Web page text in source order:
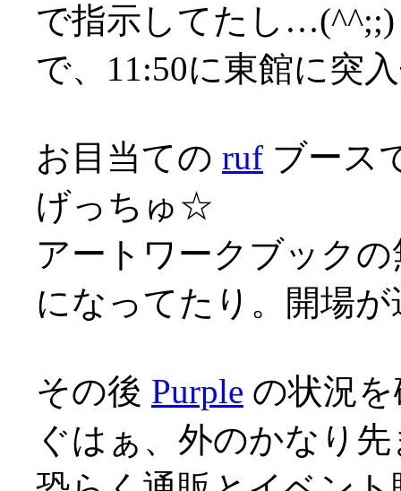
で指示してたし…(^^;;)
で、11:50に東館に突
お目当ての ruf ブース
げっちゅ☆
アートワークブック
になってたり。開場
その後 Purple の状況
ぐはぁ、外のかなり